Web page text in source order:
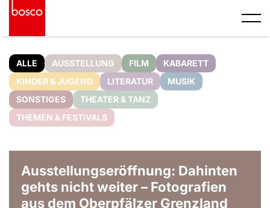
ALLE AUSSTELLUNG FILM
KABARETT
KINDER & JUGEND
LITERATUR
MUSIK
SONSTIGES
THEATER & TANZ
THEMEN & FESTIVALS
Ausstellungseröffnung: Dahinten
gehts nicht weiter – Fotografien
aus dem Oberpfälzer Grenzland